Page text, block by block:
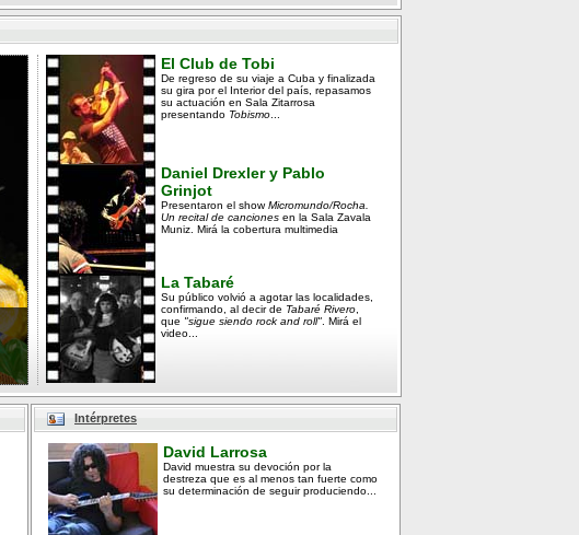
El Club de Tobi
De regreso de su viaje a Cuba y finalizada
su gira por el Interior del país, repasamos
su actuación en Sala Zitarrosa
presentando Tobismo
Daniel Drexler y Pablo
Grinjot
Presentaron el showMicromundo/Rocha.
Un recital de canciones en la Sala Zavala
Muniz. Mirá la cobertura multimedia
La Tabaré
Su público volvió a agotar las localidades,
confirmando, al decir de Tabaré Rivero
que "sigue siendo rock and roll" . Mirá el
video...
Intérpretes
David Larrosa
David muestra su devoción por la
destreza que es al menos tan fuerte como
su determinación de seguir produciendo...